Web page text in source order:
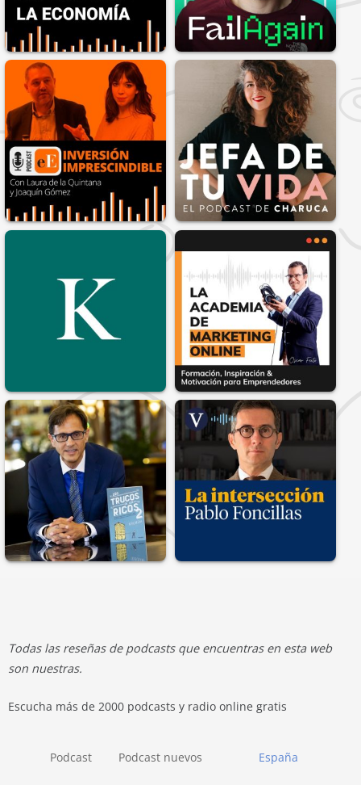
Todas las reseñas de podcasts que encuentras en esta web
son nuestras.
Escucha más de 2000 podcasts y radio online gratis
España
Podcast Podcast nuevos